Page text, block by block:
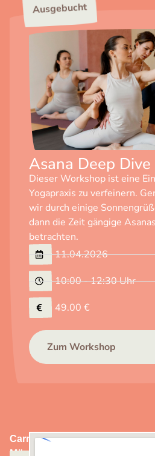
Asana Deep Dive
Dieser Workshop ist eine
Yogapraxis zu verfeinern.
wir durch einige
dann die Zeit gängige
betrachten.
11.04.2026
10:00 - 12:30 Uhr
49.00 €
Zum Workshop
Ausgebucht
Carmen
Münz
0172